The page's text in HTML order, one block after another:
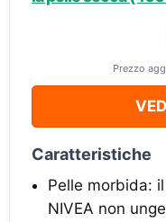
Prezzo
Caratteristiche
Pelle morbida:
NIVEA non